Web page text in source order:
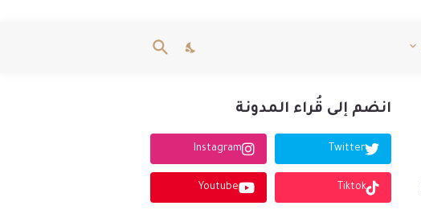
انضم إلى قُراء المدونة
Twitter
Instagram
Tiktok
Youtube